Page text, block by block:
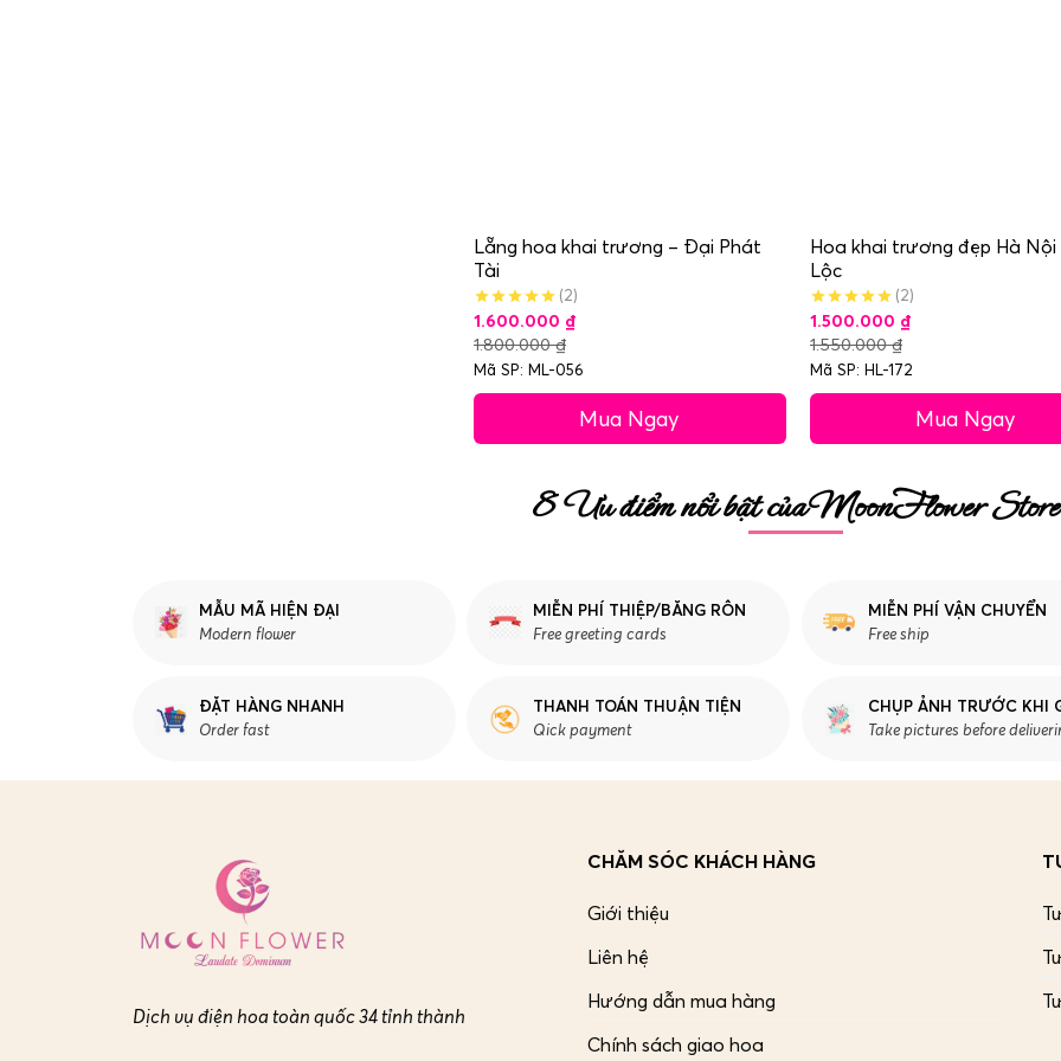
Lẵng hoa khai trương – Đại Phát
Tài
(2)
1.600.000 ₫
1.800.000₫
Mã SP: ML-056
Mua Ngay
Hoa khai trương đẹp Hà
Lộc
(2)
1.500.000 ₫
1.550.000₫
Mã SP: HL-172
Mua Ngay
8 Ưu điểm nổi bật của MoonFlower Store
MẪU MÃ HIỆN ĐẠI
Modern flower
MIỄN PHÍ THIỆP/BĂNG RÔN
Free greeting cards
MIỄN PHÍ VẬN CHUYỂN
Free ship
ĐẶT HÀNG NHANH
Order fast
THANH TOÁN THUẬN TIỆN
Qick payment
CHỤP ẢNH TRƯỚC KHI
Take pictures before
Dịch vụ điện hoa toàn quốc 34 tỉnh thành
CHĂM SÓC KHÁCH HÀNG
Giới thiệu
Liên hệ
Hướng dẫn mua hàng
Chính sách giao hoa